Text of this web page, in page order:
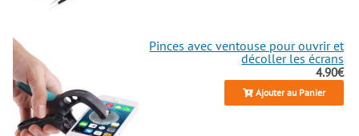
Pinces avec ventouse pour ouvrir et
décoller les écrans
4.90€
Ajouter au Panier